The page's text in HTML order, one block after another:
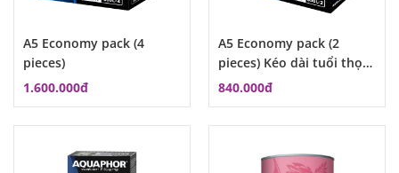
A5 Economy pack (4
pieces)
1.600.000đ
A5 Economy pack (2
pieces) Kéo dài tuổi thọ
lõi lọc ở trong nước đục
840.000đ